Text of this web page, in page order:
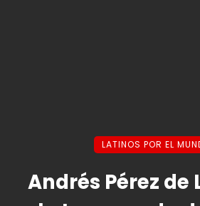
LATINOS POR EL
Andrés Pérez de